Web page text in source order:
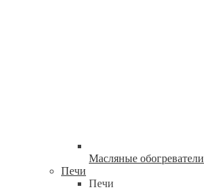
Масляные обогреватели
Печи
Печи